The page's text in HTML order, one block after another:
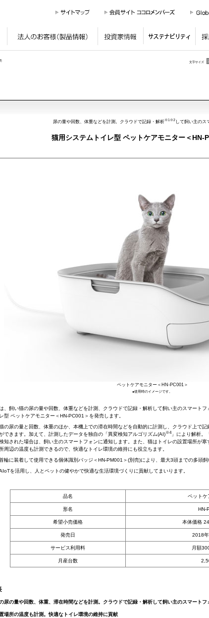
文字サイズ
尿の量や回数、体重などを計測。クラウドで記録・解析※1※2して飼い主のス
猫用システムトイレ型 ペットケアモニター＜HN-
ペットケアモニター＜HN-PC001＞
●使用時のイメージです。
、飼い猫の尿の量や回数、体重などを計測、クラウドで記録・解析して飼い主のスマート
型 ペットケアモニター＜HN-PC001＞を発売します。
の尿の量と回数、体重のほか、本機上での滞在時間などを自動的に計測し、クラウド上で
できます。加えて、計測したデータを独自の「異変検知アルゴリズム(AI)※4」により解析。
知された場合は、飼い主のスマートフォンに通知します。また、猫はトイレの設置場所が
周辺の温度も計測できるので、快適なトイレ環境の維持にも役立ちます。
輪に装着して使用できる個体識別バッジ＜HN-PM001＞(別売)により、最大3頭までの多頭飼
を活用し、人とペットの健やかで快適な生活環境づくりに貢献してまいります。
品名 ペットケ
形名 HN-
希望小売価格 本体価格
発売日 2018
サービス利用料 月額
月産台数
尿の量や回数、体重、滞在時間などを計測。クラウドで記録・解析して飼い主のスマート
場所の温度も計測。快適なトイレ環境の維持に貢献